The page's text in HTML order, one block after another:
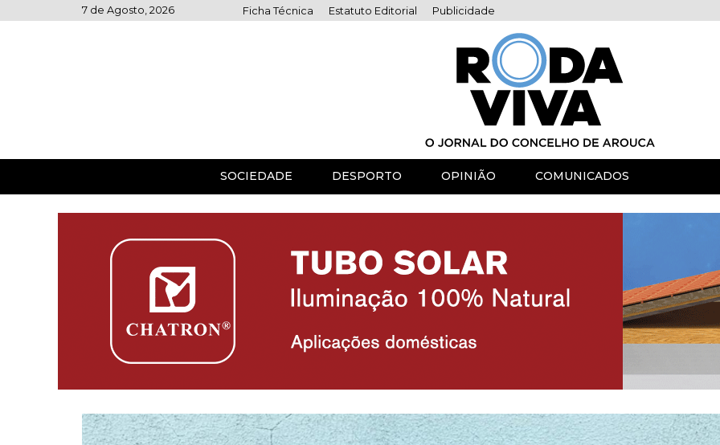
to
7 de Agosto, 2026 Ficha Técnica Estatuto Editorial Publicidade
SOCIEDADE DESPORTO OPINIÃO COMUNICADOS